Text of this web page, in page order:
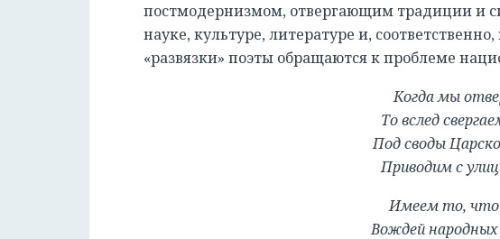
постмодернизмом, отвергающим традиции и
науке, культуре, литературе и,
«развязки» поэты обращаются к проблеме
Когда мы
То вслед
Под своды
Приводим с
Имеем то, что
Вождей народных